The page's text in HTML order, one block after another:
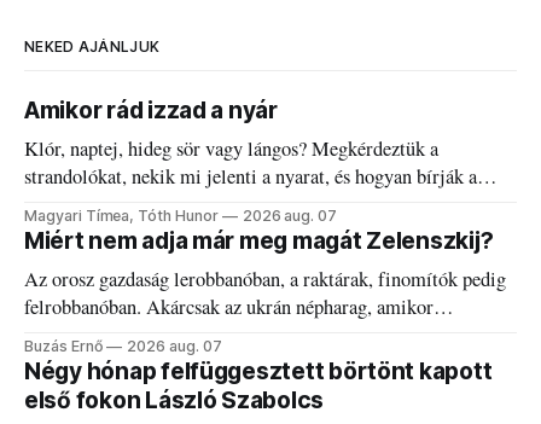
NEKED AJÁNLJUK
Amikor rád izzad a nyár
Klór, naptej, hideg sör vagy lángos? Megkérdeztük a
strandolókat, nekik mi jelenti a nyarat, és hogyan bírják a
kánikulát.
Magyari Tímea, Tóth Hunor 2026 aug. 07
Miért nem adja már meg magát Zelenszkij?
Az orosz gazdaság lerobbanóban, a raktárak, finomítók pedig
felrobbanóban. Akárcsak az ukrán népharag, amikor
elégedetlen vezetőivel.
Buzás Ernő 2026 aug. 07
Négy hónap felfüggesztett börtönt kapott
első fokon László Szabolcs